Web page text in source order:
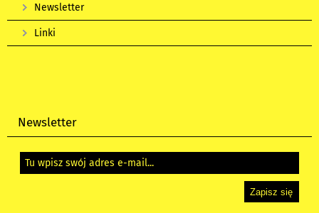
Newsletter
Linki
Newsletter